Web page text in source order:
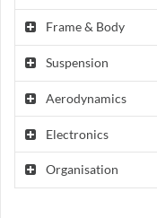
Frame & Body
Suspension
Aerodynamics
Electronics
Organisation